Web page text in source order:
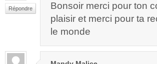
Répondre
Bonsoir merci pour ton
plaisir et merci pour ta
le monde